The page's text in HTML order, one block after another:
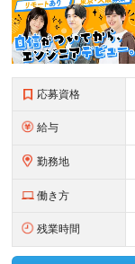
応募資格
給与
勤務地
働き方
残業時間